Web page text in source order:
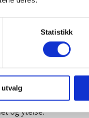
Statistikk
baderom, kjøkken,
preferanser.
og ytelse.